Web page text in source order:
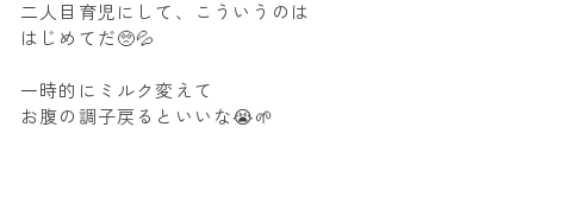
二人目育児にして、こういうのは
はじめてだ🥺💦
一時的にミルク変えて
お腹の調子戻るといいな😭🌱